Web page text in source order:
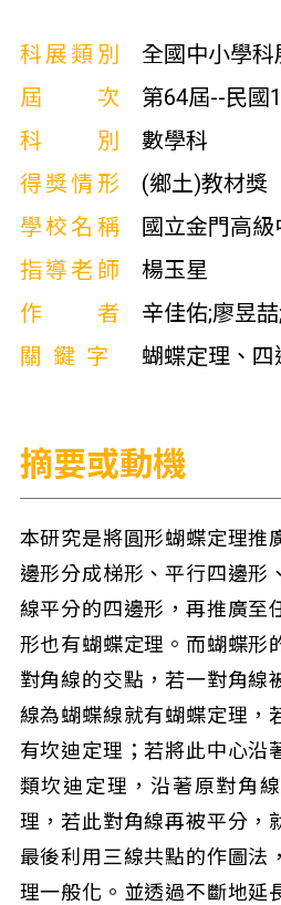
科展類別
全國中小學科
屆次
第64屆--民國
科別
數學科
得獎情形
(鄉土)教材獎
學校名稱
國立金門高級
指導老師
楊玉星
作者
辛佳佑;廖昱
關鍵字
蝴蝶定理、
摘要或動機
本研究是將圓形蝴蝶定理推
邊形分成梯形、平行四邊形
線平分的四邊形，再推廣至
形也有蝴蝶定理。而蝴蝶形
對角線的交點，若一對角線
線為蝴蝶線就有蝴蝶定理，
有坎迪定理；若將此中心沿
類坎迪定理，沿著原對角
理，若此對角線再被平分，
最後利用三線共點的作圖法
理一般化。並透過不斷地延